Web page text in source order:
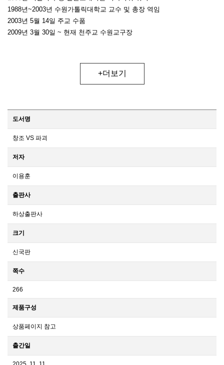
1988년~2003년 수원가톨릭대학교 교수 및 총장 역임
2003년 5월 14일 주교 수품
2009년 3월 30일 ~ 현재 천주교 수원교구장
+더보기
도서명
창조 VS 파괴
저자
이용훈
출판사
하상출판사
크기
신국판
쪽수
266
제품구성
상품페이지 참고
출간일